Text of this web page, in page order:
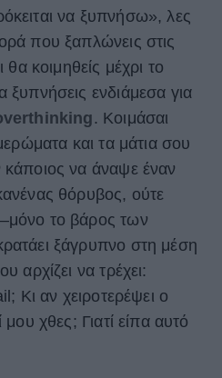
να ξυπνήσω», λες
που ξαπλώνεις στις
κοιμηθείς μέχρι το
ενδιάμεσα για
. Κοιμάσαι
και τα μάτια σου
να άναψε έναν
θόρυβος, ούτε
το βάρος των
ξάγρυπνο στη μέση
αρχίζει να τρέχει:
Κι αν χειροτερέψει ο
χθες; Γιατί είπα αυτό